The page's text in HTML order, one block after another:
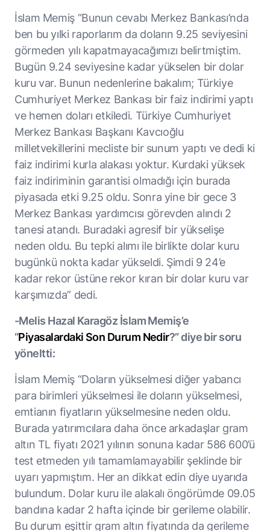
İslam Memiş “Bunun cevabı Merkez Bankası’nda
ben bu yılki raporlarım da doların 9.25 seviyesini
görmeden yılı kapatmayacağımızı belirtmiştim.
Bugün 9.24 seviyesine kadar yükselen bir dolar
kuru var. Bunun nedenlerine bakalım; Türkiye
Cumhuriyet Merkez Bankası bir faiz indirimi yaptı
ve hemen doları etkiledi. Türkiye Cumhuriyet
Merkez Bankası Başkanı Kavcıoğlu
milletvekillerini mecliste bir sunum yaptı ve dedi ki
faiz indirimi kurla alakası yoktur. Kurdaki yüksek
faiz indiriminin garantisi olmadığı için burada
piyasada etki 9.25 oldu. Sonra yine bir gece 3
Merkez Bankası yardımcısı görevden alındı 2
tanesi atandı. Buradaki agresif bir yükselişe
neden oldu. Bu tepki alımı ile birlikte dolar kuru
bugünkü nokta kadar yükseldi. Şimdi 9 24’e
kadar rekor üstüne rekor kıran bir dolar kuru var
karşımızda” dedi.
-Melis Hazal Karagöz İslam Memiş’e
“Piyasalardaki Son Durum Nedir?” diye bir soru
yöneltti:
İslam Memiş “Doların yükselmesi diğer yabancı
para birimleri yükselmesi ile doların yükselmesi,
emtianın fiyatların yükselmesine neden oldu.
Burada yatırımcılara daha önce arkadaşlar gram
altın TL fiyatı 2021 yılının sonuna kadar 586 600’ü
test etmeden yılı tamamlamayabilir şeklinde bir
uyarı yapmıştım. Her an dikkat edin diye uyarıda
bulundum. Dolar kuru ile alakalı öngörümde 09.05
bandına kadar 2 hafta içinde bir gerileme olabilir.
Bu durum eşittir gram altın fiyatında da gerileme